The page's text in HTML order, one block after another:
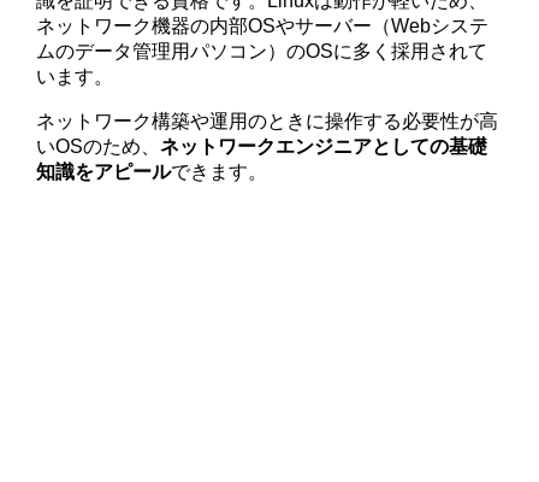
ネットワーク機器の内部OSやサーバー（Webシステ
ムのデータ管理用パソコン）のOSに多く採用されて
います。
ネットワーク構築や運用のときに操作する必要性が高
いOSのため、ネットワークエンジニアとしての基礎
知識をアピールできます。